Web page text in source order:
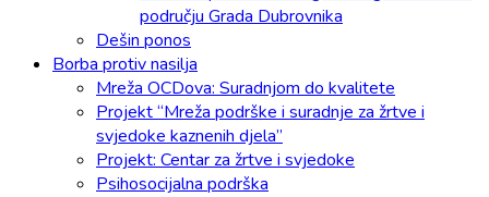
području Grada Dubrovnika
Dešin ponos
Borba protiv nasilja
Mreža OCDova: Suradnjom do kvalitete
Projekt “Mreža podrške i suradnje za žrtve i
svjedoke kaznenih djela”
Projekt: Centar za žrtve i svjedoke
Psihosocijalna podrška